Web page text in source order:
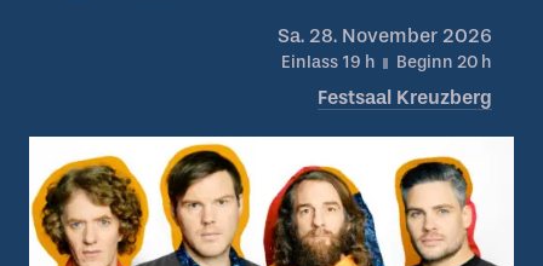
Sa. 28. November 2026
Einlass 19 h Beginn 20 h
Festsaal Kreuzberg